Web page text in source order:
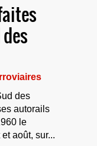
des
autorails
le
août, sur...